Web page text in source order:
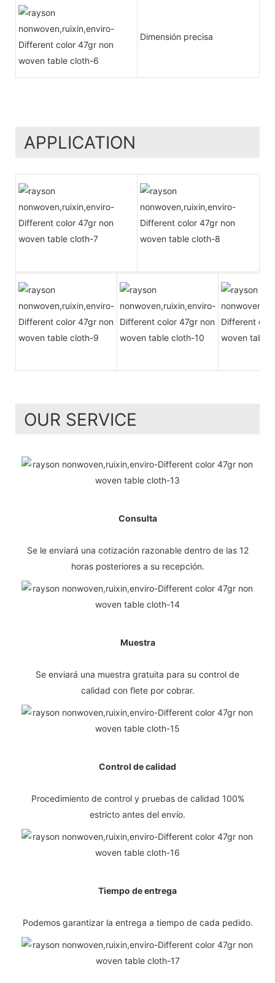
Dimensión precisa
APPLICATION
OUR SERVICE
Consulta
Se le enviará una cotización razonable dentro de las 12
horas posteriores a su recepción.
Muestra
Se enviará una muestra gratuita para su control de
calidad con flete por cobrar.
Control de calidad
Procedimiento de control y pruebas de calidad 100%
estricto antes del envío.
Tiempo de entrega
Podemos garantizar la entrega a tiempo de cada pedido.